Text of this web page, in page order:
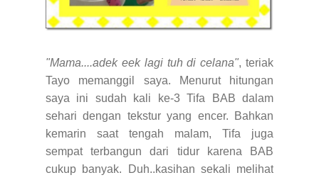
"Mama....adek eek lagi tuh di celana", teriak
Tayo memanggil saya. Menurut hitungan
saya ini sudah kali ke-3 Tifa BAB dalam
sehari dengan tekstur yang encer. Bahkan
kemarin saat tengah malam, Tifa juga
sempat terbangun dari tidur karena BAB
cukup banyak. Duh..kasihan sekali melihat